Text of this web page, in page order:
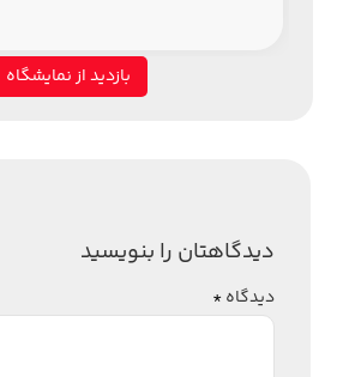
بازدید از نمایشگاه
دیدگاهتان را بنویسید
دیدگاه*